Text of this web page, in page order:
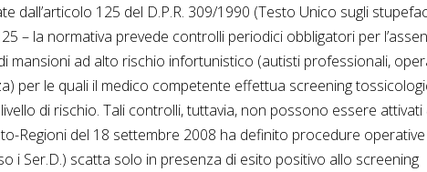
dall’articolo 125 del D.P.R. 309/1990 (Testo Unico sugli
– la normativa prevede controlli periodici obbligatori per
mansioni ad alto rischio infortunistico (autisti professionali,
per le quali il medico competente effettua screening
di rischio. Tali controlli, tuttavia, non possono essere attivati
Regioni del 18 settembre 2008 ha definito procedure operative
i Ser.D.) scatta solo in presenza di esito positivo allo screening